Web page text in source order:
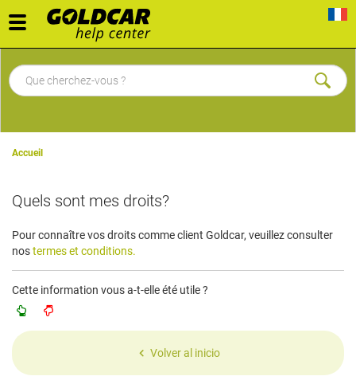
Toggle
navigation
Accueil
Quels sont mes droits?
Pour connaître vos droits comme client Goldcar, veuillez consulter
nostermes et conditions.
Cette information vous a-t-elle été utile ?
Volver al inicio